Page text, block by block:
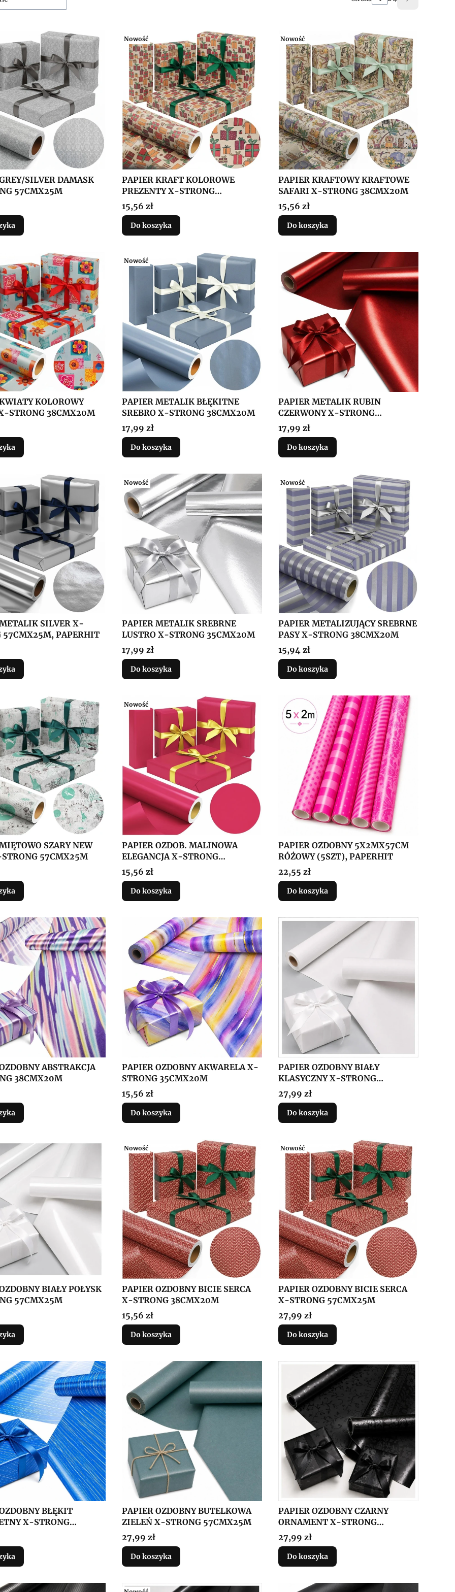
Następne
SILVER DAMASK
57CMX25M
Nowość
PAPIER KRAFT KOLOROWE
PREZENTY X-STRONG
38CMX20M
Cena
15,56 zł
Do koszyka
Nowość
PAPIER KRAFTOWY KRAFTOWE
SAFARI X-STRONG 38CMX20M
Cena
15,56 zł
Do koszyka
KOLOROWY
STRONG 38CMX20M
Nowość
PAPIER METALIK BŁĘKITNE
SREBRO X-STRONG 38CMX20M
Cena
17,99 zł
Do koszyka
PAPIER METALIK RUBIN
CZERWONY X-STRONG
38CMX20M
Cena
17,99 zł
Do koszyka
SILVER X-
57CMX25M, PAPERHIT
Nowość
PAPIER METALIK SREBRNE
LUSTRO X-STRONG 35CMX20M
Cena
17,99 zł
Do koszyka
Nowość
PAPIER METALIZUJĄCY SREBRNE
PASY X-STRONG 38CMX20M
Cena
15,94 zł
Do koszyka
SZARY NEW
57CMX25M
Nowość
PAPIER OZDOB. MALINOWA
ELEGANCJA X-STRONG
38CMX20M
Cena
15,56 zł
Do koszyka
PAPIER OZDOBNY 5X2MX57CM
RÓŻOWY (5SZT), PAPERHIT
Cena
22,55 zł
Do koszyka
ABSTRAKCJA
38CMX20M
PAPIER OZDOBNY AKWARELA X-
STRONG 35CMX20M
Cena
15,56 zł
Do koszyka
PAPIER OZDOBNY BIAŁY
KLASYCZNY X-STRONG
57CMX25M
Cena
27,99 zł
Do koszyka
BIAŁY POŁYSK
57CMX25M
Nowość
PAPIER OZDOBNY BICIE SERCA
X-STRONG 38CMX20M
Cena
15,56 zł
Do koszyka
Nowość
PAPIER OZDOBNY BICIE SERCA
X-STRONG 57CMX25M
Cena
27,99 zł
Do koszyka
BŁĘKIT
X-STRONG
PAPIER OZDOBNY BUTELKOWA
ZIELEŃ X-STRONG 57CMX25M
Cena
27,99 zł
Do koszyka
PAPIER OZDOBNY CZARNY
ORNAMENT X-STRONG
57CMX25M
Cena
27,99 zł
Do koszyka